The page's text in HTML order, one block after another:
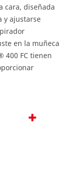
cara, diseñada
y ajustarse
en la muñeca
400 FC tienen